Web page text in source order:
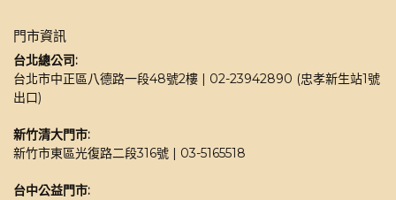
門市資訊
台北總公司:
台北市中正區八德路一段48號2樓 | 02-23942890 (忠孝新生站1號
出口)
新竹清大門市:
新竹市東區光復路二段316號 | 03-5165518
台中公益門市: